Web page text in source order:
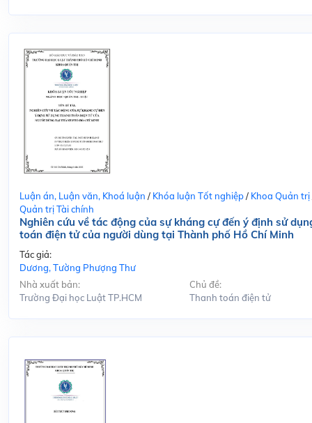
Luận án, Luận văn, Khoá luận / Khóa luận Tốt nghiệp/ Khoa Quản trị
Quản trị Tài chính
Nghiên cứu về tác động của sự kháng cự đến ý định sử
toán điện tử của người dùng tại Thành phố Hồ Chí Minh
Tác giả:
Dương, Tường Phượng Thư
Nhà xuất bản:
Trường Đại học Luật TP.HCM
Chủ đề:
Thanh toán điện tử